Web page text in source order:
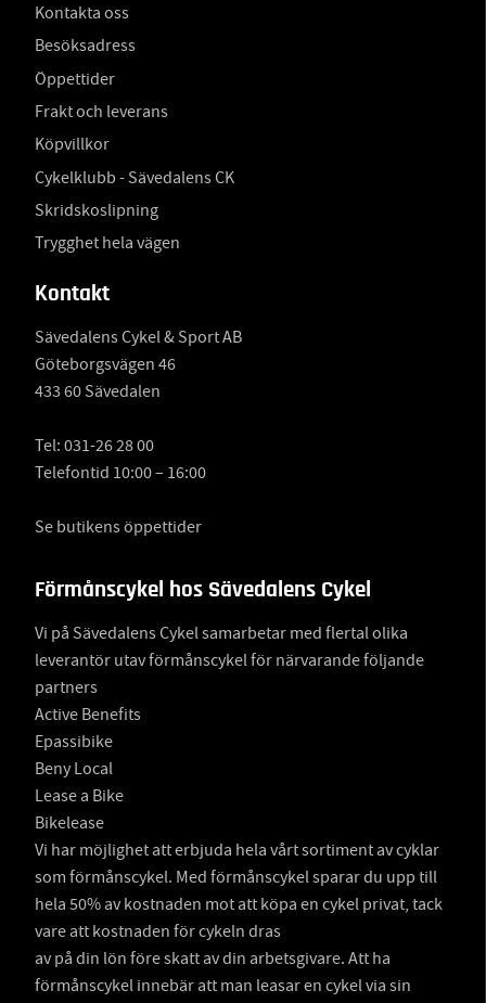
Kontakta oss
Besöksadress
Öppettider
Frakt och leverans
Köpvillkor
Cykelklubb - Sävedalens CK
Skridskoslipning
Trygghet hela vägen
Kontakt
Sävedalens Cykel & Sport AB
Göteborgsvägen 46
433 60 Sävedalen
Tel: 031-26 28 00
Telefontid 10:00 – 16:00
Se butikens öppettider
Förmånscykel hos Sävedalens Cykel
Vi på Sävedalens Cykel samarbetar med flertal olika
leverantör utav förmånscykel för närvarande följande
partners
Active Benefits
Epassibike
Beny Local
Lease a Bike
Bikelease
Vi har möjlighet att erbjuda hela vårt sortiment av cyklar
som förmånscykel. Med förmånscykel sparar du upp till
hela 50% av kostnaden mot att köpa en cykel privat, tack
vare att kostnaden för cykeln dras
av på din lön före skatt av din arbetsgivare. Att ha
förmånscykel innebär att man leasar en cykel via sin